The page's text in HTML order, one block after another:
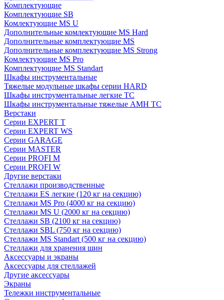
Комплектующие
Комплектующие SB
Комлектующие MS U
Дополнительные комлектующие MS Hard
Дополнительные комплектующие MS
Дополнительные комплектующие MS Strong
Комлектующие MS Pro
Комплектующие MS Standart
Шкафы инструментальные
Тяжелые модульные шкафы серии HARD
Шкафы инструментальные легкие ТС
Шкафы инструментальные тяжелые AMH TC
Верстаки
Серии EXPERT T
Серии EXPERT WS
Серии GARAGE
Серии MASTER
Серии PROFI M
Серии PROFI W
Другие верстаки
Стеллажи производственные
Стеллажи ES легкие (120 кг на секцию)
Стеллажи MS Pro (4000 кг на секцию)
Стеллажи MS U (2000 кг на секцию)
Стеллажи SB (2100 кг на секцию)
Стеллажи SBL (750 кг на секцию)
Стеллажи MS Standart (500 кг на секцию)
Стеллажи для хранения шин
Аксессуары и экраны
Аксессуары для стеллажей
Другие аксессуары
Экраны
Тележки инструментальные